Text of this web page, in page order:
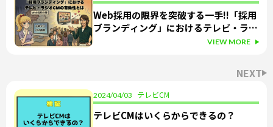
CM・採用
Web採用の限界を突破する一手!!「採用
ブランディング」におけるテレビ・ラジ
VIEW MORE
NEXT
2024/04/03 テレビCM
テレビCMはいくらからできるの？